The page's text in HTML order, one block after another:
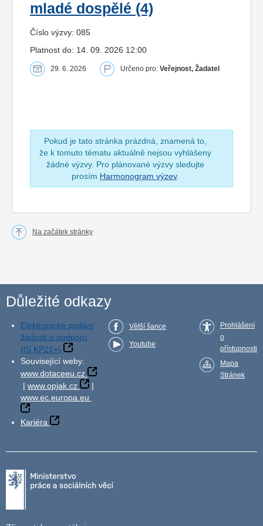
mladé dospělé (4)
Číslo výzvy: 085
Platnost do: 14. 09. 2026 12:00
29. 6. 2026 Určeno pro: Veřejnost, Žadatel
Pokud je tato stránka prázdná, znamená to,
že k tomuto tématu aktuálně nejsou vyhlášeny
žádné výzvy. Pro plánované výzvy sledujte
prosím Harmonogram výzev.
Na začátek stránky
Důležité odkazy
Elektronické podání
žádosti o podporu
(IS KP21+)
Související weby:
www.dotaceeu.cz
| www.opjak.cz
|
www.ec.europa.eu
Kariéra
Větší šance
Youtube
Prohlášení
o
přístupnosti
Mapa
Stránek